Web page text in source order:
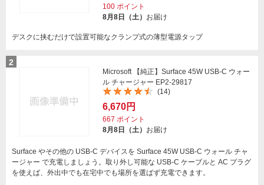
100 ポイント
8月8日（土） お届け
デスクに挟むだけで設置可能なクランプ式の薄型電源タップ
2
Microsoft 【純正】Surface 45W USB-C ウォー
ル チャージャー EP2-29817
(14)
6,670円
667 ポイント
8月8日（土） お届け
Surface やその他の USB-C デバイスを Surface 45W USB-C ウォール チャ
ージャー で充電しましょう。取り外し可能な USB-C ケーブルと AC プラグ
を使えば、外出中でも在宅中でも場所を選ばず充電できます。